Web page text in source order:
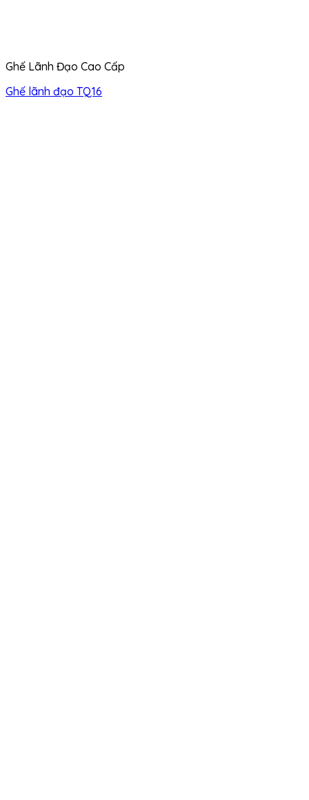
Ghế Lãnh Đạo Cao Cấp
Ghế lãnh đạo TQ16